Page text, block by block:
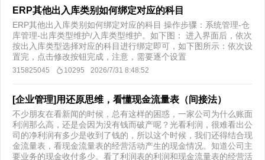
ERP其他出入库类别如何绑定对应的科目
ERP其他出入库类别如何绑定对应的科目 操作步骤：系统管理-仓
库管理-出库类型维护/入库类型维护。如下图： 进入界面后，依次
按出入库类型选择对应的科目进行绑定即可，如下图所示：依次设
置完，点击修改按钮完成，注意，需要逐个设置
315825045 10295 2026/7/31 8:48:52
[企业管理]用还原思维，看懂现金流量表（间接法）
不少朋友在看新闻的时候，总有这样的困惑，一家公司为什么账面
利润那么高，还是会因为没有钱而破产呢？光看利润，很难看出公
司的净利润有多少是收到了钱的，所以这个时候，我们还得结合现
金流量表，看现金流量表的经营活动产生的现金情况。知道公司主
要业务的现金收付多少。看了利润表的利润和现金流量表的经营活